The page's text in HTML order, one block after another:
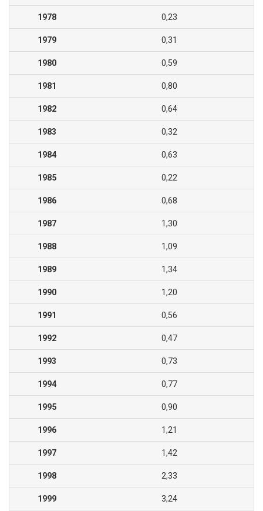
1978 0,23
1979 0,31
1980 0,59
1981 0,80
1982 0,64
1983 0,32
1984 0,63
1985 0,22
1986 0,68
1987 1,30
1988 1,09
1989 1,34
1990 1,20
1991 0,56
1992 0,47
1993 0,73
1994 0,77
1995 0,90
1996 1,21
1997 1,42
1998 2,33
1999 3,24